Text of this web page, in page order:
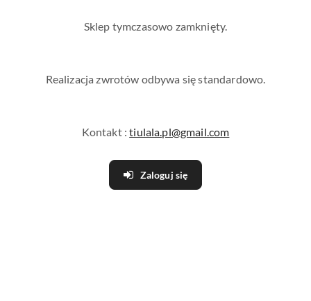
Sklep tymczasowo zamknięty.
Realizacja zwrotów odbywa się standardowo.
Kontakt :tiulala.pl@gmail.com
Zaloguj się